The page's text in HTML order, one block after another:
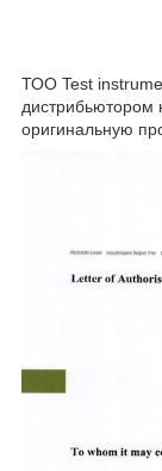
ТОО Test
дистрибьютором
оригинальную